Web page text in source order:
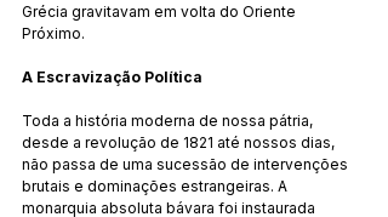
Grécia gravitavam em volta do Oriente
Próximo.
A Escravização Política
Toda a história moderna de nossa pátria,
desde a revolução de 1821 até nossos dias,
não passa de uma sucessão de intervenções
brutais e dominações estrangeiras. A
monarquia absoluta bávara foi instaurada